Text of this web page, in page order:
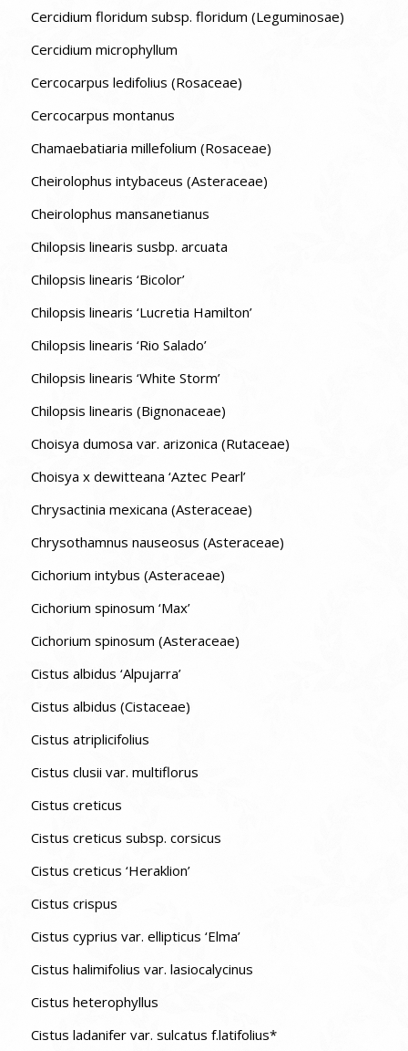
Cercidium floridum subsp. floridum (Leguminosae)
Cercidium microphyllum
Cercocarpus ledifolius (Rosaceae)
Cercocarpus montanus
Chamaebatiaria millefolium (Rosaceae)
Cheirolophus intybaceus (Asteraceae)
Cheirolophus mansanetianus
Chilopsis linearis susbp. arcuata
Chilopsis linearis ‘Bicolor’
Chilopsis linearis ‘Lucretia Hamilton’
Chilopsis linearis ‘Rio Salado’
Chilopsis linearis ‘White Storm’
Chilopsis linearis (Bignonaceae)
Choisya dumosa var. arizonica (Rutaceae)
Choisya x dewitteana ‘Aztec Pearl’
Chrysactinia mexicana (Asteraceae)
Chrysothamnus nauseosus (Asteraceae)
Cichorium intybus (Asteraceae)
Cichorium spinosum ‘Max’
Cichorium spinosum (Asteraceae)
Cistus albidus ‘Alpujarra’
Cistus albidus (Cistaceae)
Cistus atriplicifolius
Cistus clusii var. multiflorus
Cistus creticus
Cistus creticus subsp. corsicus
Cistus creticus ‘Heraklion’
Cistus crispus
Cistus cyprius var. ellipticus ‘Elma’
Cistus halimifolius var. lasiocalycinus
Cistus heterophyllus
Cistus ladanifer var. sulcatus f.latifolius*